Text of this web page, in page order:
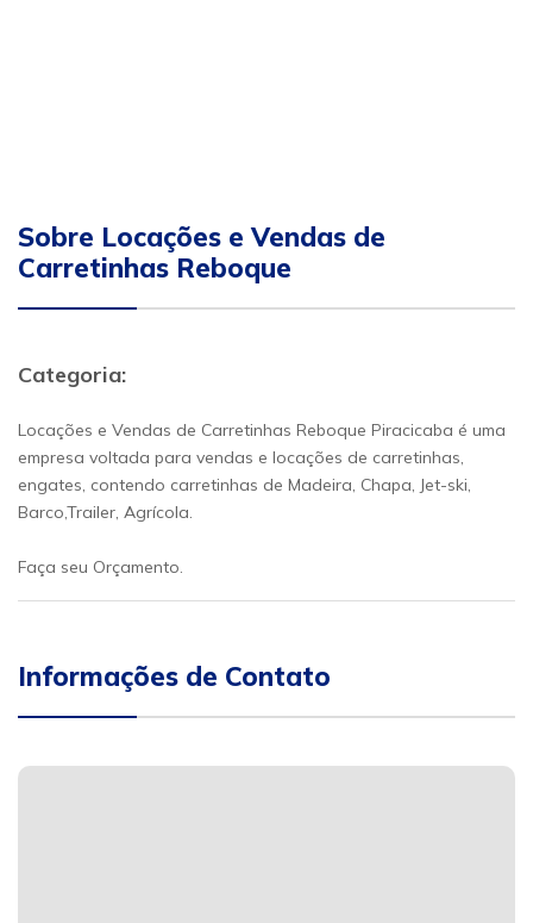
Sobre Locações e Vendas de
Carretinhas Reboque
Categoria:
Locações e Vendas de Carretinhas Reboque Piracicaba é uma
empresa voltada para vendas e locações de carretinhas,
engates, contendo carretinhas de Madeira, Chapa, Jet-ski,
Barco,Trailer, Agrícola.
Faça seu Orçamento.
Informações de Contato